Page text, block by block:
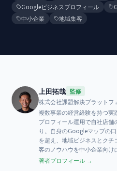
Googleビジネスプロフィール
中小企業
地域集客
上田拓哉 監修
株式会社課題解決プラットフ
複数事業の経営経験を持つ実
プロフィール運用で自社店
り。自身のGoogleマップの
を超え、地域ビジネスとク
客のノウハウを中小企業向け
著者プロフィール →